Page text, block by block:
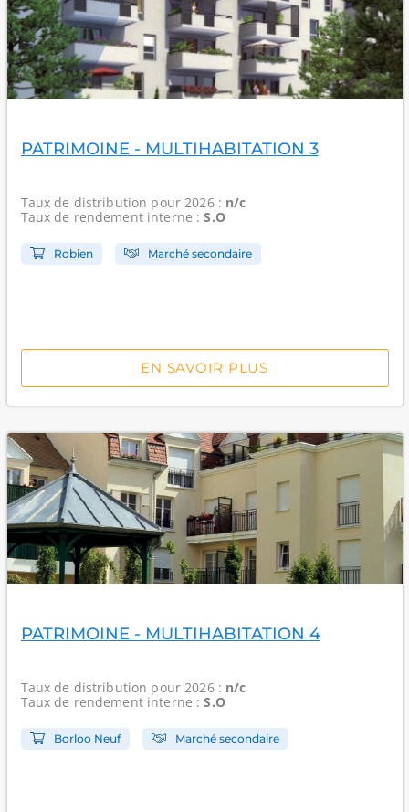
PATRIMOINE - MULTIHABITATION 3
Taux de distribution pour 2026 : n/c
Taux de rendement interne :S.O
Robien Marché secondaire
EN SAVOIR PLUS
PATRIMOINE - MULTIHABITATION 4
Taux de distribution pour 2026 : n/c
Taux de rendement interne :S.O
Borloo Neuf Marché secondaire